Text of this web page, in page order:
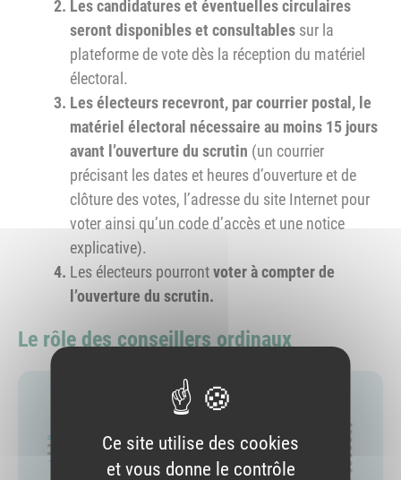
Les candidatures et éventuelles circulaires
seront disponibles et consultables sur la
plateforme de vote dès la réception du matériel
électoral.
Les électeurs recevront, par courrier postal, le
matériel électoral nécessaire au moins 15 jours
avant l’ouverture du scrutin (un courrier
précisant les dates et heures d’ouverture et de
clôture des votes, l’adresse du site Internet pour
voter ainsi qu’un code d’accès et une notice
explicative).
Les électeurs pourrontvoter à compter de
l’ouverture du scrutin.
Le rôle des conseillers ordinaux
Ce site utilise des cookies
et vous donne le contrôle